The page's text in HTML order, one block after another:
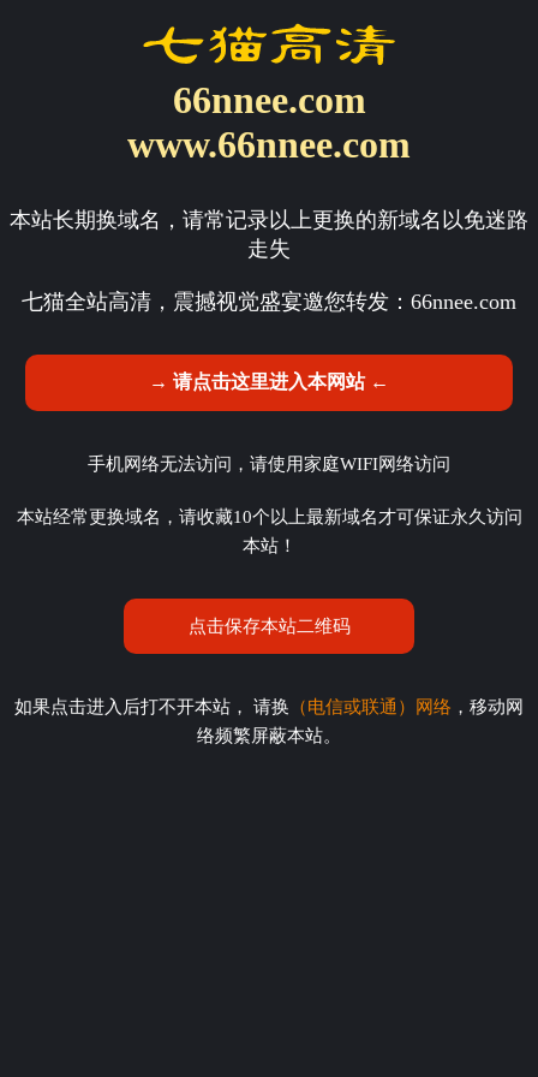
66nnee.com
www.66nnee.com
本站长期换域名，请常记录以上更换的新域名以免迷路
走失
七猫全站高清，震撼视觉盛宴邀您转发： 66nnee.com
→ 请点击这里进入本网站 ←
手机网络无法访问，请使用家庭WIFI网络访问
本站经常更换域名，请收藏10个以上最新域名才可保证永久访问
本站！
点击保存本站二维码
如果点击进入后打不开本站， 请换 （电信或联通）网络 ，移动网
络频繁屏蔽本站。